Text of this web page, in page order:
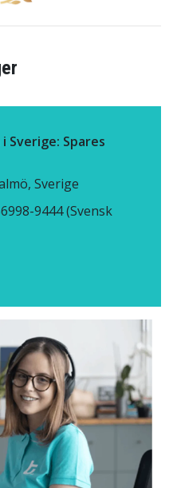
Sverige: Spares
Sverige
9444 (Svensk